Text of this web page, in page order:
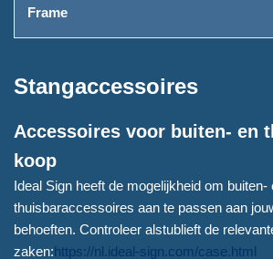
Stangaccessoires
Accessoires voor buiten- en
koop
Ideal Sign heeft de mogelijkheid om buiten-
thuisbaraccessoires aan te passen aan
behoeften. Controleer alstublieft de
zaken:https://nl.ideal-sign.com/case.html